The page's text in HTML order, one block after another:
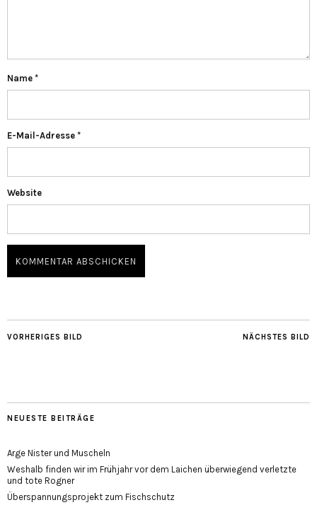
Name *
E-Mail-Adresse *
Website
NÄCHSTES BILD
VORHERIGES BILD
NEUESTE BEITRÄGE
Arge Nister und Muscheln
Weshalb finden wir im Frühjahr vor dem Laichen überwiegend verletzte
und tote Rogner
Überspannungsprojekt zum Fischschutz